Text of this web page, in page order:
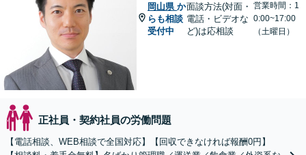
岡山県 か
らも相談
受付中
面談方法(対面・
電話・ビデオな
ど)は応相談
営業時間：1
0:00~17:00
（土曜日）
正社員・契約社員の労働問題
【電話相談、WEB相談で全国対応】【回収できなければ報酬0円】